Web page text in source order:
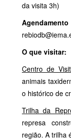
da visita 3h)
O que visitar:
Centro de
animais
o histórico de
Trilha da
represa
região. A trilha